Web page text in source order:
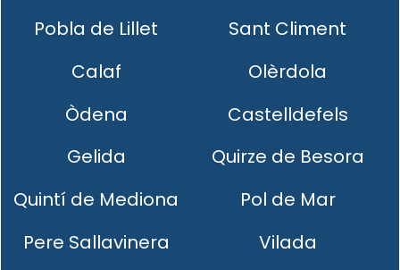
Pobla de Lillet
Sant Climent
Calaf
Olèrdola
Òdena
Castelldefels
Gelida
Quirze de Besora
Quintí de Mediona
Pol de Mar
Pere Sallavinera
Vilada